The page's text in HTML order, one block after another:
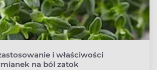
i właściwości
na ból zatok